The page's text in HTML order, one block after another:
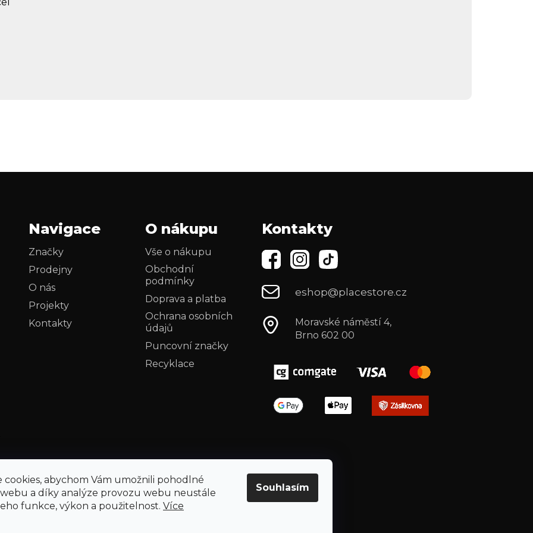
cookies, abychom Vám umožnili pohodlné
a díky analýze provozu webu neustále
funkce, výkon a použitelnost. Více
Souhlasím
Navigace
Značky
Prodejny
O nás
Projekty
Kontakty
O nákupu
Vše o nákupu
Obchodní
podmínky
Doprava a platba
Ochrana osobních
údajů
Puncovní značky
Recyklace
Kontakty
eshop@placestore.cz
Moravské náměstí 4,
Brno 602 00